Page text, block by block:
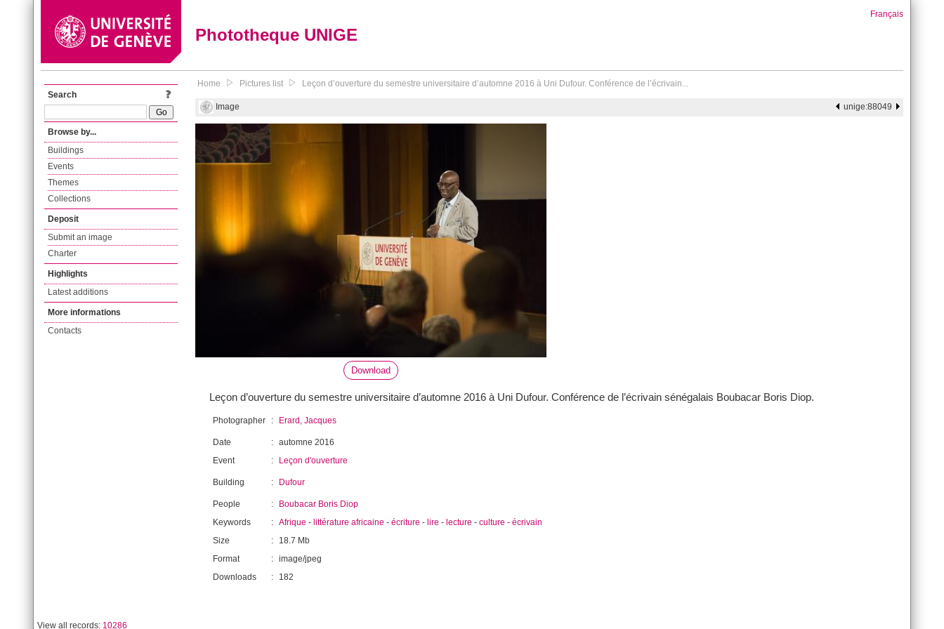
Phototheque UNIGE
Français
Search
Browse by...
Buildings
Events
Themes
Collections
Deposit
Submit an image
Charter
Highlights
Latest additions
More informations
Contacts
Home Pictures list Leçon d’ouverture du semestre universitaire d’automne 2016 à Uni Dufour. Conférence de l’écrivain...
Image unige:88049
Download
Leçon d’ouverture du semestre universitaire d’automne 2016 à Uni Dufour. Conférence de l’écrivain sénégalais Boubacar Boris Diop.
Photographer : Erard, Jacques
Date : automne 2016
Event
: Leçon d'ouverture
Building : Dufour
People :
Boubacar Boris Diop
Keywords
: Afrique - littérature africaine - écriture - lire - lecture - culture - écrivain
Size
:
18.7 Mb
Format
: image/jpeg
Downloads
: 182
View all records: 10286